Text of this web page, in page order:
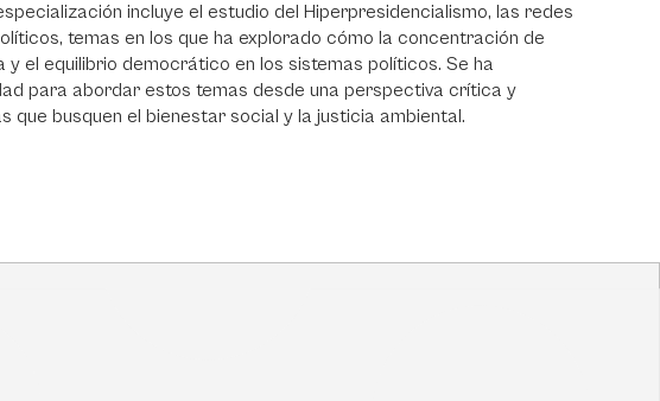
incluye el estudio del Hiperpresidencialismo, las redes
temas en los que ha explorado cómo la concentración de
el equilibrio democrático en los sistemas políticos. Se ha
para abordar estos temas desde una perspectiva crítica y
que busquen el bienestar social y la justicia ambiental.